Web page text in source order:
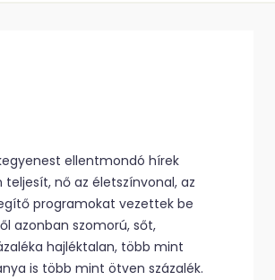
ellentmondó hírek
nő az életszínvonal, az
programokat vezettek be
azonban szomorú, sőt,
hajléktalan, több mint
is több mint ötven százalék.